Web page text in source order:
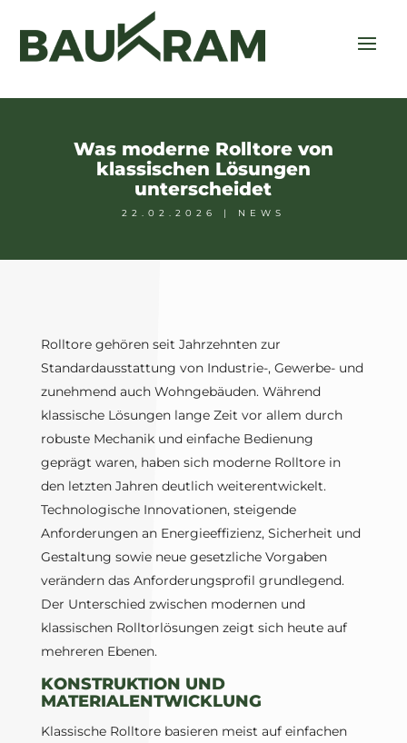
Was moderne Rolltore von
klassischen Lösungen
unterscheidet
22.02.2026 | NEWS
Rolltore gehören seit Jahrzehnten zur
Standardausstattung von Industrie-, Gewerbe- und
zunehmend auch Wohngebäuden. Während
klassische Lösungen lange Zeit vor allem durch
robuste Mechanik und einfache Bedienung
geprägt waren, haben sich moderne Rolltore in
den letzten Jahren deutlich weiterentwickelt.
Technologische Innovationen, steigende
Anforderungen an Energieeffizienz, Sicherheit und
Gestaltung sowie neue gesetzliche Vorgaben
verändern das Anforderungsprofil grundlegend.
Der Unterschied zwischen modernen und
klassischen Rolltorlösungen zeigt sich heute auf
mehreren Ebenen.
KONSTRUKTION UND
MATERIALENTWICKLUNG
Klassische Rolltore basieren meist auf einfachen